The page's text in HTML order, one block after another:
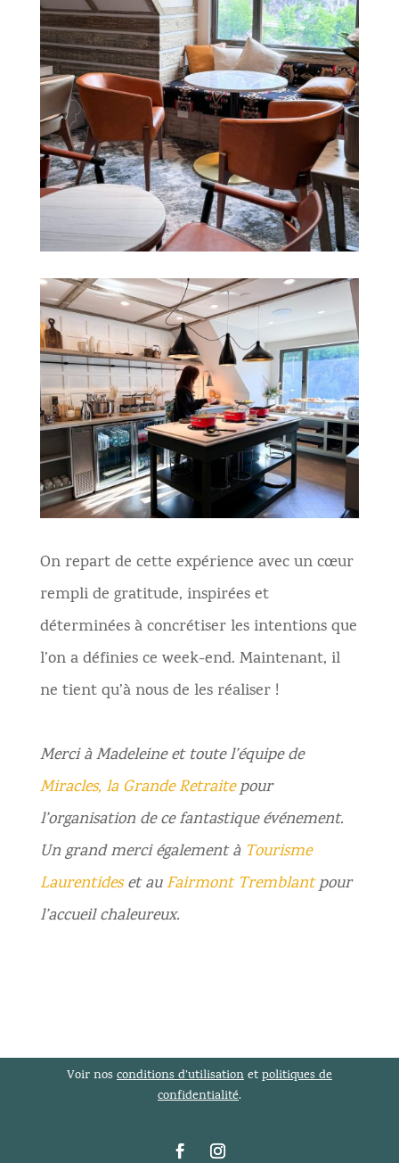
On repart de cette expérience avec un cœur
rempli de gratitude, inspirées et
déterminées à concrétiser les intentions que
l’on a définies ce week-end. Maintenant, il
ne tient qu’à nous de les réaliser !
Merci à Madeleine et toute l’équipe de
Miracles, la Grande Retraitepour
l’organisation de ce fantastique événement.
Un grand merci également à Tourisme
Laurentideset auFairmont Tremblantpour
l’accueil chaleureux.
Voir nosconditions d’utilisationetpolitiques de
confidentialité.